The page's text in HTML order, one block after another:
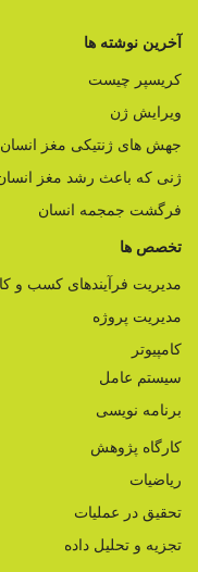
آخرین نوشته ها
کریسپر چیست
ویرایش ژن
جهش های ژنتیکی مغز انسان
ژنی که باعث رشد مغز
فرگشت جمجمه انسان
تخصص ها
مدیریت فرآیندهای کسب و
مدیریت پروژه
کامپیوتر
سیستم عامل
برنامه نویسی
کارگاه پژوهش
ریاضیات
تحقیق در عملیات
تجزیه و تحلیل داده